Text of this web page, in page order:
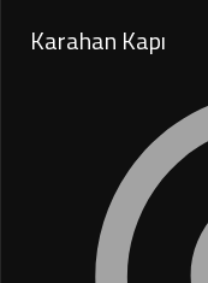
Karahan Kapı